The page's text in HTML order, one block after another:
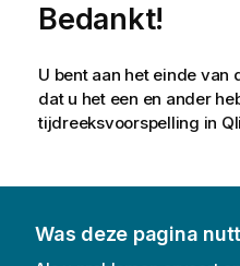
Bedankt!
U bent aan het einde van
dat u het een en ander
tijdreeksvoorspelling in
Was deze pagina